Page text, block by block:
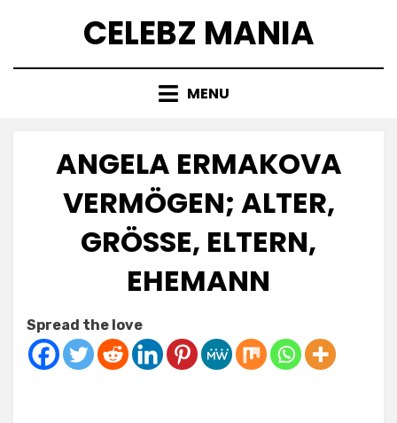
CELEBZ MANIA
MENU
ANGELA ERMAKOVA
VERMÖGEN; ALTER,
GRÖSSE, ELTERN, E
HEMANN
on
Spread the love